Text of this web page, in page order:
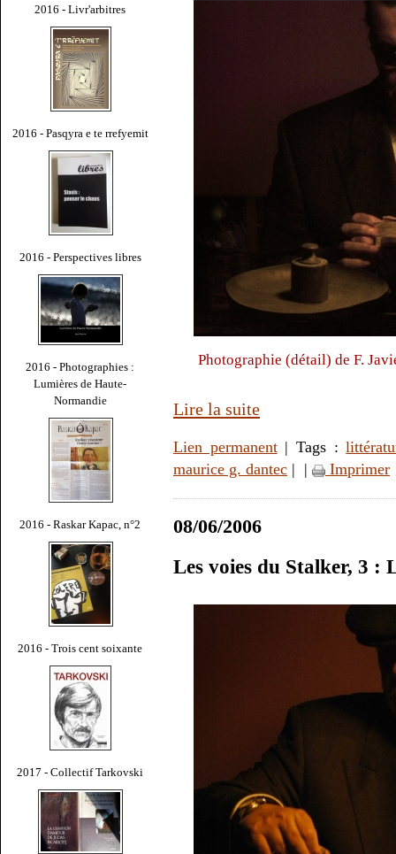
2016 - Livr'arbitres
2016 - Pasqyra e te rrefyemit
2016 - Perspectives libres
2016 - Photographies :
Lumières de Haute-
Normandie
2016 - Raskar Kapac, n°2
2016 - Trois cent soixante
2017 - Collectif Tarkovski
Photographie (détail) de F.
Lire la suite
Lien permanent| Tags :
maurice g. dantec | | Imprimer
08/06/2006
Les voies du Stalker, 3 :